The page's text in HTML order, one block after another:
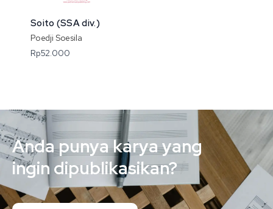
Soito (SSA div.)
Poedji Soesila
Rp52.000
Anda punya karya yang
ingin dipublikasikan?